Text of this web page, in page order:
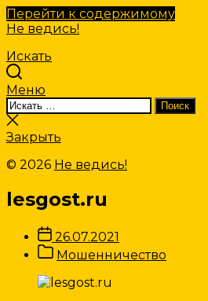
Перейти к содержимому
Не ведись!
Искать
Меню
Искать:
Поиск
Закрыть
поиск
Закрыть
© 2026 Не ведись!
lesgost.ru
Дата
записи
26.07.2021
Категории
Записи
Мошенничество